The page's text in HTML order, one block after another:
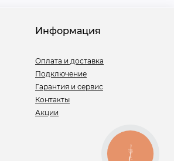
Информация
Оплата и доставка
Подключение
Гарантия и сервис
Контакты
Акции
КНОПКА
СВЯЗИ